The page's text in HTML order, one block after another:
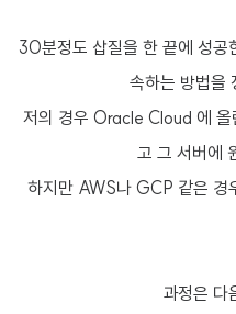
30분정도 삽질을 한 끝에 성
속하는 방법을
저의 경우 Oracle Cloud 에
고 그 서버에
하지만 AWS나 GCP 같은 경
과정은 다